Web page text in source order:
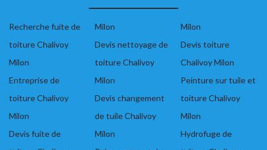
Recherche fuite de
toiture Chalivoy
Milon
Entreprise de
toiture Chalivoy
Milon
Devis fuite de
Milon
Devis nettoyage de
toiture Chalivoy
Milon
Devis changement
de tuile Chalivoy
Milon
Milon
Devis toiture
Chalivoy Milon
Peinture sur tuile et
toiture Chalivoy
Milon
Hydrofuge de